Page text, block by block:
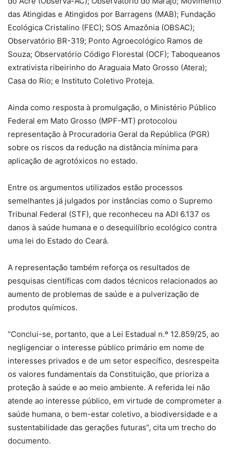
das Atingidas e Atingidos por Barragens (MAB); Fundação
Ecológica Cristalino (FEC); SOS Amazônia (OBSAC);
Observatório BR-319; Ponto Agroecológico Ramos de
Souza; Observatório Código Florestal (OCF); Taboqueanos
extrativista ribeirinho do Araguaia Mato Grosso (Atera);
Casa do Rio; e Instituto Coletivo Proteja.
Ainda como resposta à promulgação, o Ministério Público
Federal em Mato Grosso (MPF-MT) protocolou
representação à Procuradoria Geral da República (PGR)
sobre os riscos da redução na distância mínima para
aplicação de agrotóxicos no estado.
Entre os argumentos utilizados estão processos
semelhantes já julgados por instâncias como o Supremo
Tribunal Federal (STF), que reconheceu na ADI 6.137 os
danos à saúde humana e o desequilíbrio ecológico contra
uma lei do Estado do Ceará.
A representação também reforça os resultados de
pesquisas científicas com dados técnicos relacionados ao
aumento de problemas de saúde e a pulverização de
produtos químicos.
“Conclui-se, portanto, que a Lei Estadual n.º 12.859/25, ao
negligenciar o interesse público primário em nome de
interesses privados e de um setor específico, desrespeita
os valores fundamentais da Constituição, que prioriza a
proteção à saúde e ao meio ambiente. A referida lei não
atende ao interesse público, em virtude de comprometer a
saúde humana, o bem-estar coletivo, a biodiversidade e a
sustentabilidade das gerações futuras”, cita um trecho do
documento.